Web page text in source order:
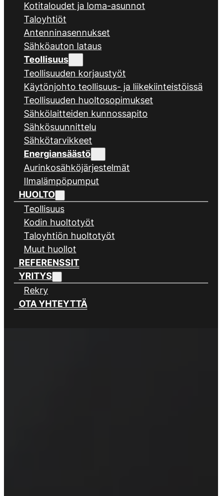
Kotitaloudet ja loma-asunnot
Taloyhtiöt
Antenninasennukset
Sähköauton lataus
Teollisuus
Teollisuuden korjaustyöt
Käytönjohto teollisuus- ja liikekiinteistöissä
Teollisuuden huoltosopimukset
Sähkölaitteiden kunnossapito
Sähkösuunnittelu
Sähkötarvikkeet
Energiansäästö
Aurinkosähköjärjestelmät
Ilmalämpöpumput
HUOLTO
Teollisuus
Kodin huoltotyöt
Taloyhtiön huoltotyöt
Muut huollot
REFERENSSIT
YRITYS
Rekry
OTA YHTEYTTÄ